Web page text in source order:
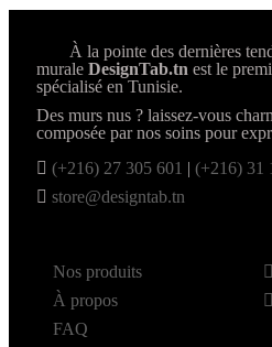
À la pointe des dernières
murale DesignTab.tn est le
spécialisé en Tunisie.
Des murs nus ? laissez-vous
composée par nos soins pour
(+216) 27 305 601 | (+216) 31
store@designtab.tn
Nos produits
À propos
FAQ